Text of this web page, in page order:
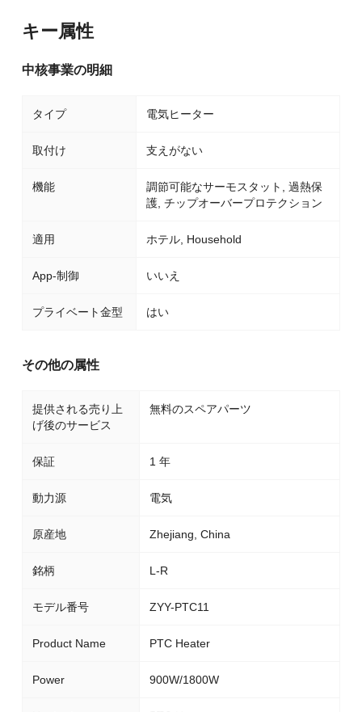
キー属性
中核事業の明細
タイプ 電気ヒーター
取付け 支えがない
機能
調節可能なサーモスタット, 過熱保
護, チップオーバープロテクション
適用 ホテル, Household
App-制御 いいえ
プライベート金型 はい
その他の属性
提供される売り上
げ後のサービス
無料のスペアパーツ
保証 1 年
動力源 電気
原産地 Zhejiang, China
銘柄 L-R
モデル番号 ZYY-PTC11
Product Name PTC Heater
Power 900W/1800W